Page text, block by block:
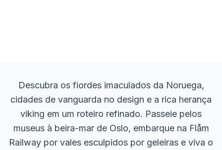
Descubra os fiordes imaculados da Noruega,
cidades de vanguarda no design e a rica herança
viking em um roteiro refinado. Passeie pelos
museus à beira-mar de Oslo, embarque na Flåm
Railway por vales esculpidos por geleiras e viva o